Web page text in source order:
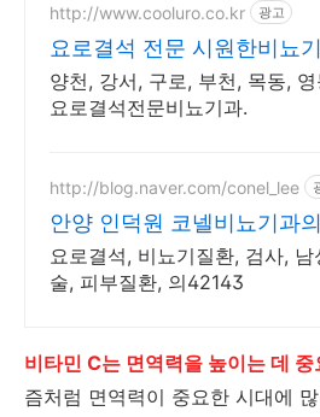
http://www.cooluro.co.kr 광고
요로결석 전문 시원한비뇨
양천, 강서, 구로, 부천, 목동,
요로결석전문비뇨기과.
http://blog.naver.com/conel_lee
안양 인덕원 코넬비뇨기과
요로결석, 비뇨기질환, 검사,
술, 피부질환, 의42143
비타민 C는 면역력을 높이는 데 중
즘처럼 면역력이 중요한 시대에